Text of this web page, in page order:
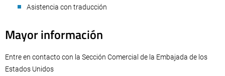
Asistencia con traducción
Mayor información
Entre en contacto con la Sección Comercial de la Embajada de los
Estados Unidos